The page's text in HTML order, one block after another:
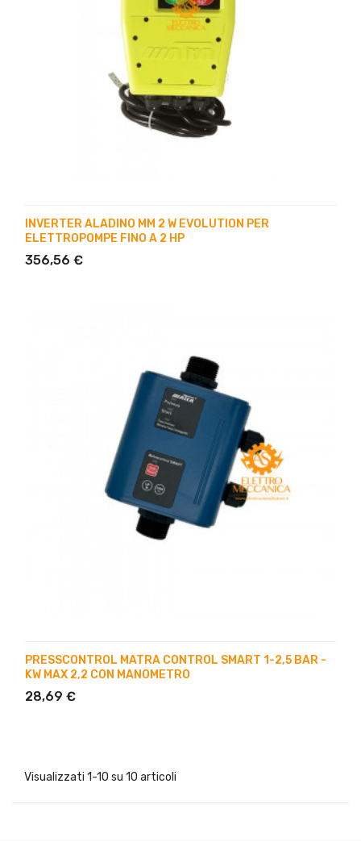
INVERTER ALADINO MM 2 W EVOLUTION PER
ELETTROPOMPE FINO A 2 HP
356,56 €
PRESSCONTROL MATRA CONTROL SMART 1-2,5 BAR -
KW MAX 2,2 CON MANOMETRO
28,69 €
Visualizzati 1-10 su 10 articoli